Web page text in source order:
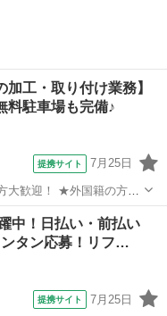
加工・取り付け業務】
料駐車場も完備♪
提携サイト 7月25日
大歓迎！ ★外国籍の方も
★昼食も300円で食べら
中！日払い・前払い
タン応募！リフ…
提携サイト 7月25日